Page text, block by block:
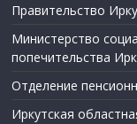
Правительство
Министерство
попечительства
Отделение
Иркутская